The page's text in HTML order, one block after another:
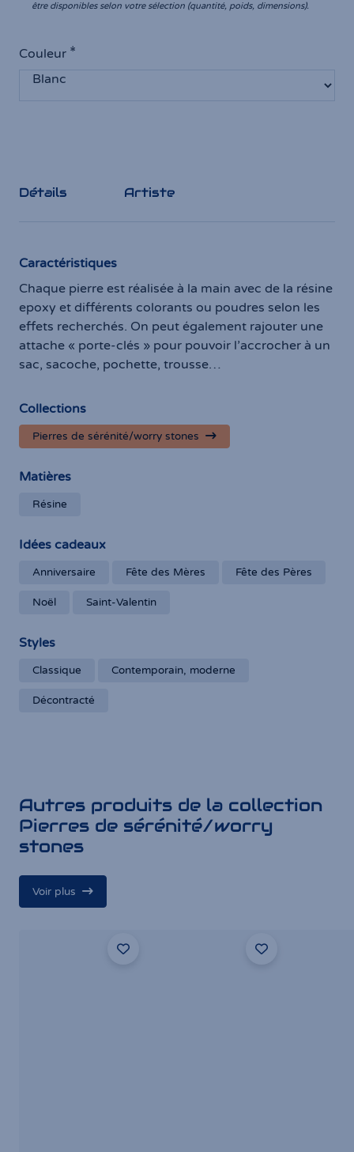
être disponibles selon votre sélection (quantité, poids, dimensions).
Couleur
Détails Artiste
Caractéristiques
Chaque pierre est réalisée à la main avec de la résine
epoxy et différents colorants ou poudres selon les
effets recherchés. On peut également rajouter une
attache « porte-clés » pour pouvoir l’accrocher à un
sac, sacoche, pochette, trousse…
Collections
Pierres de sérénité/worry stones
Matières
Résine
Idées cadeaux
Anniversaire Fête des Mères Fête des Pères
Noël Saint-Valentin
Styles
Classique Contemporain, moderne
Décontracté
Autres produits de la collection
Pierres de sérénité/worry
stones
Voir plus